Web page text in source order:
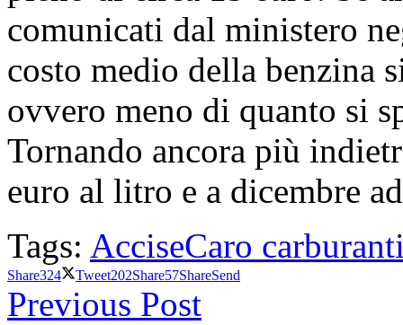
comunicati dal ministero
costo medio della benzina
ovvero meno di quanto si
Tornando ancora più
euro al litro e a dicembre
Tags: AcciseCaro
Share324 Tweet202Share57ShareSend
Previous Post